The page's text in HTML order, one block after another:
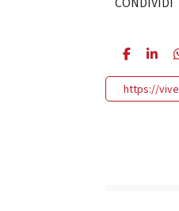
https://